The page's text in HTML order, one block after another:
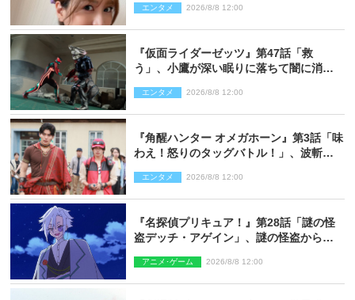
エンタメ 2026/8/8 12:00
『仮面ライダーゼッツ』第47話「救
う」、小鷹が深い眠りに落ちて闇に消え
エンタメ 2026/8/8 12:00
『角醒ハンター オメガホーン』第3話「味
わえ！怒りのタッグバトル！」、波斬の
エンタメ 2026/8/8 12:00
『名探偵プリキュア！』第28話「謎の怪
盗デッチ・アゲイン」、謎の怪盗から不
アニメ･ゲーム 2026/8/8 12:00